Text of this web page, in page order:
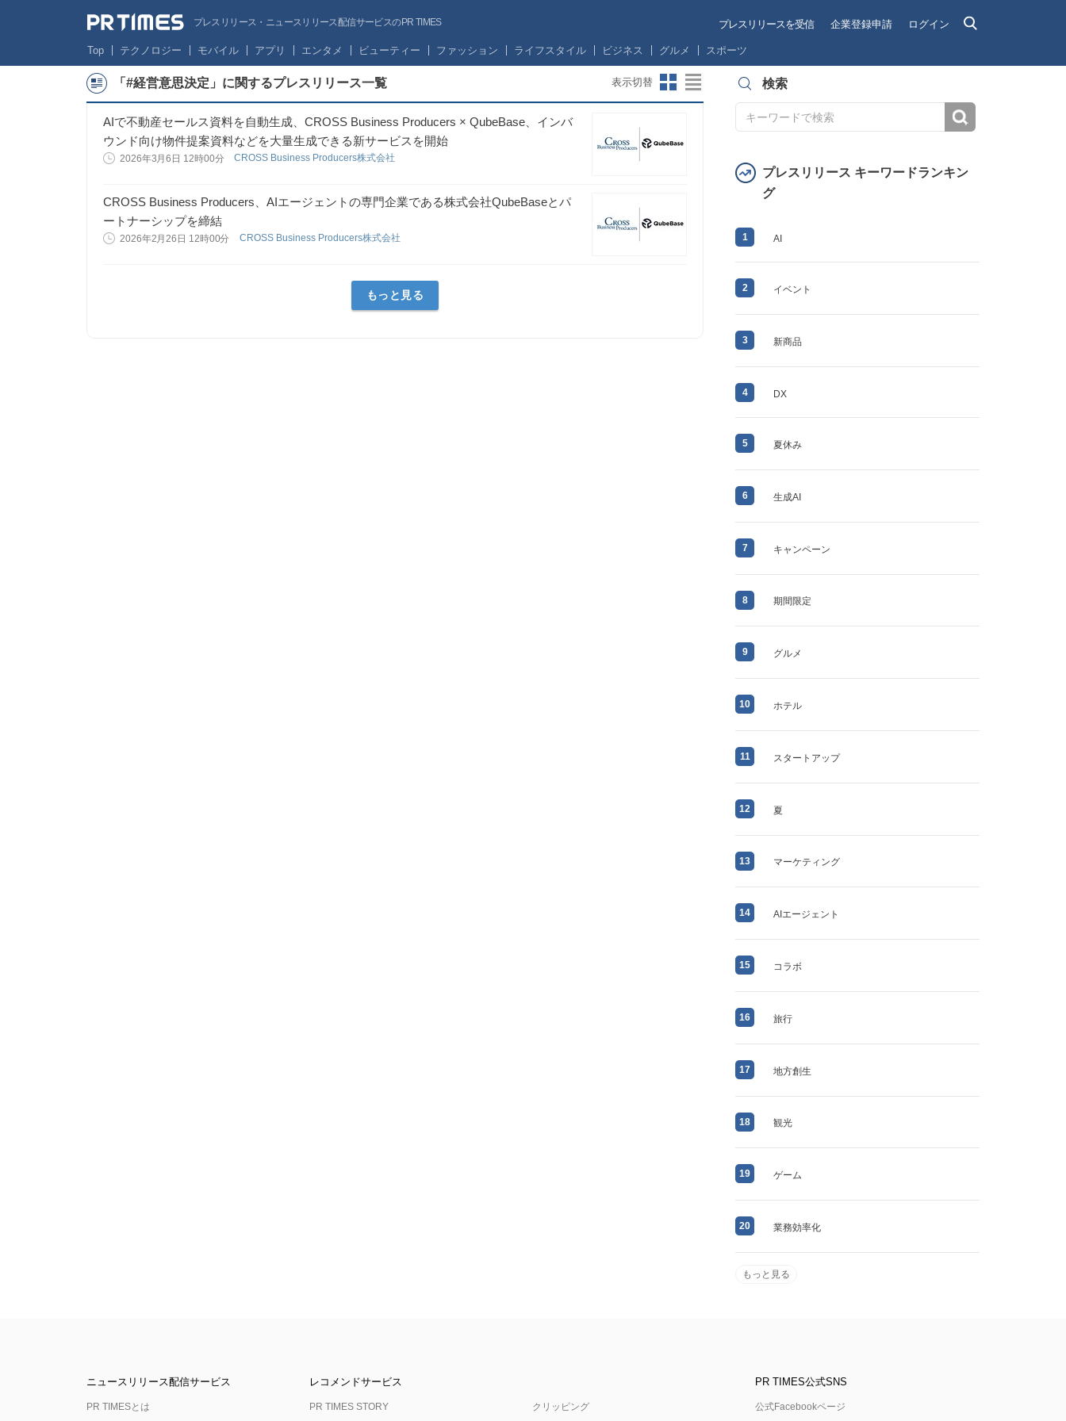
プレスリリース・ニュースリリース配信サービスのPR TIMES プレスリリースを受信 企業登録申請 ログイン
Top テクノロジー モバイル アプリ エンタメ ビューティー ファッション ライフスタイル ビジネス グルメ スポーツ
「#経営意思決定」に関するプレスリリース一覧 表示切替
AIで不動産セールス資料を自動生成、CROSS Business Producers × QubeBase、インバ
ウンド向け物件提案資料などを大量生成できる新サービスを開始
2026年3月6日 12時00分 CROSS Business Producers株式会社
CROSS Business Producers、AIエージェントの専門企業である株式会社QubeBaseとパ
ートナーシップを締結
2026年2月26日 12時00分 CROSS Business Producers株式会社
もっと見る
検索
プレスリリース キーワードランキン
グ
1 AI
2 イベント
3 新商品
4 DX
5 夏休み
6 生成AI
7 キャンペーン
8 期間限定
9 グルメ
10 ホテル
11 スタートアップ
12 夏
13 マーケティング
14 AIエージェント
15 コラボ
16 旅行
17 地方創生
18 観光
19 ゲーム
20 業務効率化
もっと見る
ニュースリリース配信サービス
PR TIMESとは
レコメンドサービス
PR TIMES STORY クリッピング
PR TIMES公式SNS
公式Facebookページ